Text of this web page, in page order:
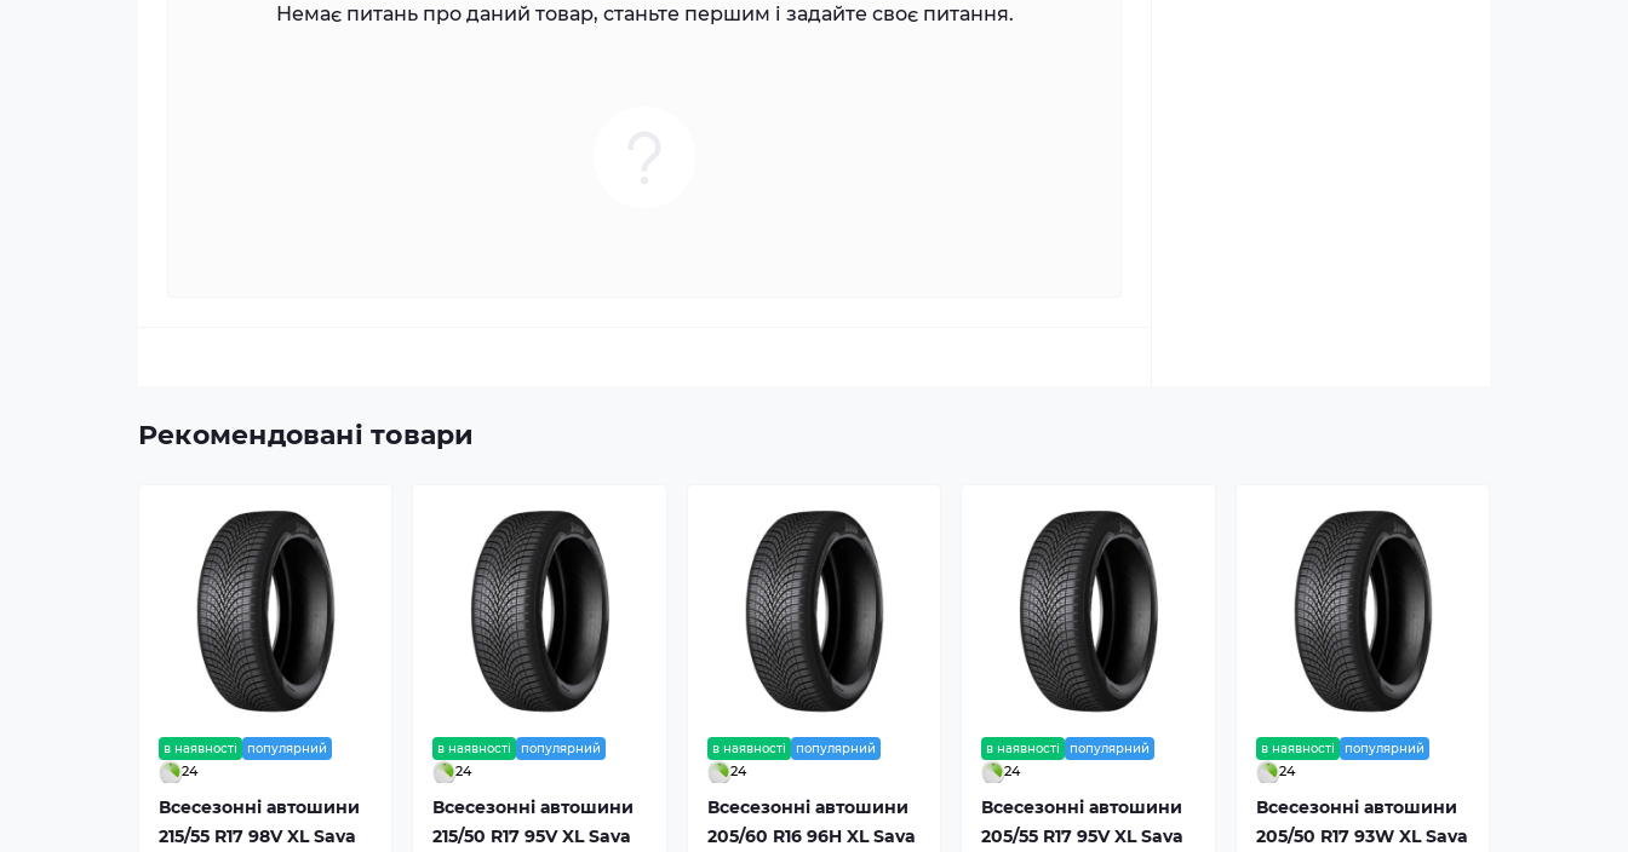
Немає питань про даний товар, станьте першим і задайте своє питання.
Рекомендовані товари
в наявності популярний
24
Всесезонні автошини
215/55 R17 98V XL Sava
в наявності популярний
24
Всесезонні автошини
215/50 R17 95V XL Sava
в наявності популярний
24
Всесезонні автошини
205/60 R16 96H XL Sava
в наявності популярний
24
Всесезонні автошини
205/55 R17 95V XL Sava
в наявності популярний
24
Всесезонні автошини
205/50 R17 93W XL Sava